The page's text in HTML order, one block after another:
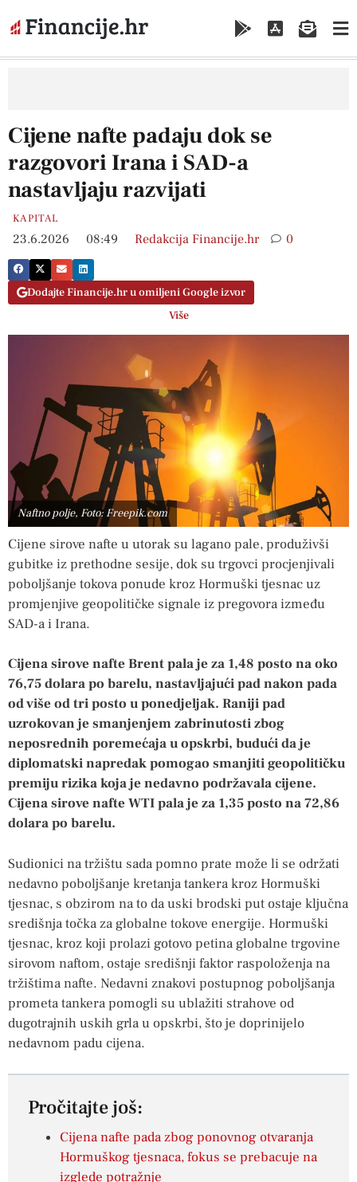
Cijene nafte padaju dok se
razgovori Irana i SAD-a
nastavljaju razvijati
KAPITAL
23.6.2026 08:49 Redakcija Financije.hr 0
Dodajte Financije.hr u omiljeni Google izvor
Više
Naftno polje, Foto: Freepik.com
Cijene sirove nafte u utorak su lagano pale, produživši
gubitke iz prethodne sesije, dok su trgovci procjenjivali
poboljšanje tokova ponude kroz Hormuški tjesnac uz
promjenjive geopolitičke signale iz pregovora između
SAD-a i Irana.
Cijena sirove nafte Brent pala je za 1,48 posto na oko
76,75 dolara po barelu, nastavljajući pad nakon pada
od više od tri posto u ponedjeljak. Raniji pad
uzrokovan je smanjenjem zabrinutosti zbog
neposrednih poremećaja u opskrbi, budući da je
diplomatski napredak pomogao smanjiti geopolitičku
premiju rizika koja je nedavno podržavala cijene.
Cijena sirove nafte WTI pala je za 1,35 posto na 72,86
dolara po barelu.
Sudionici na tržištu sada pomno prate može li se održati
nedavno poboljšanje kretanja tankera kroz Hormuški
tjesnac, s obzirom na to da uski brodski put ostaje ključna
središnja točka za globalne tokove energije. Hormuški
tjesnac, kroz koji prolazi gotovo petina globalne trgovine
sirovom naftom, ostaje središnji faktor raspoloženja na
tržištima nafte. Nedavni znakovi postupnog poboljšanja
prometa tankera pomogli su ublažiti strahove od
dugotrajnih uskih grla u opskrbi, što je doprinijelo
nedavnom padu cijena.
Pročitajte još:
Cijena nafte pada zbog ponovnog otvaranja
Hormuškog tjesnaca, fokus se prebacuje na
izglede potražnje